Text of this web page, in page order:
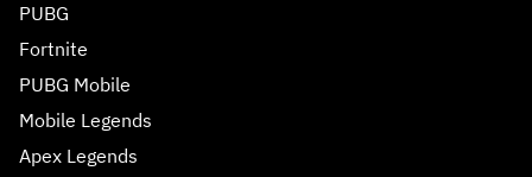
PUBG
Fortnite
PUBG Mobile
Mobile Legends
Apex Legends